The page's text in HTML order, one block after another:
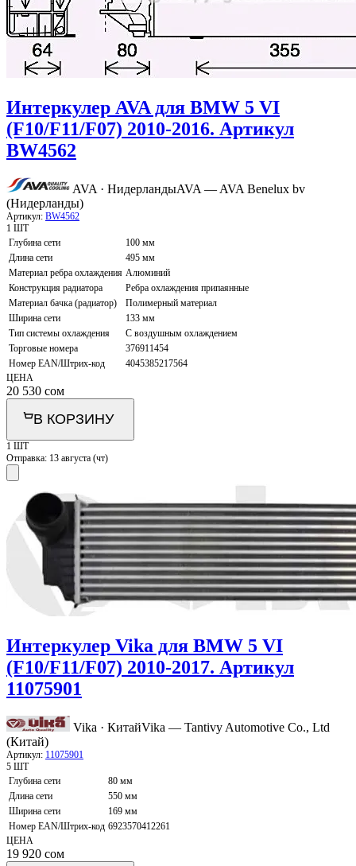
Интеркулер AVA для BMW 5 VI
(F10/F11/F07) 2010-2016. Артикул
BW4562
AVA · НидерландыAVA — AVA Benelux bv
(Нидерланды)
Артикул: BW4562
1 ШТ
Глубина сети
100 мм
Длина сети
495 мм
Материал ребра охлаждения Алюминий
Конструкция радиатора
Ребра охлаждения припаянные
Материал бачка (радиатор)
Полимерный материал
Ширина сети
133 мм
Тип системы охлаждения
С воздушным охлаждением
Торговые номера
376911454
Номер EAN/Штрих-код
4045385217564
ЦЕНА
20 530 сом
В КОРЗИНУ
1 ШТ
Отправка: 13 августа (чт)
Интеркулер Vika для BMW 5 VI
(F10/F11/F07) 2010-2017. Артикул
11075901
Vika · КитайVika — Tantivy Automotive Co., Ltd
(Китай)
Артикул: 11075901
5 ШТ
Глубина сети
80 мм
Длина сети
550 мм
Ширина сети
169 мм
Номер EAN/Штрих-код 6923570412261
ЦЕНА
19 920 сом